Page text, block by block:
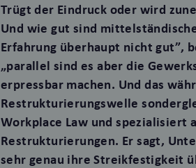
Trügt der Eindruck oder wird
Und wie gut sind
Erfahrung überhaupt nicht gut”,
„parallel sind es aber die
erpressbar machen. Und das
Restrukturierungswelle
Workplace Law und spezialisiert
Restrukturierungen. Er sagt,
sehr genau ihre Streikfestigkeit